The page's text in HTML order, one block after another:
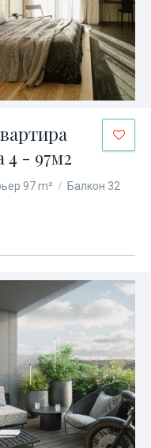
4 - 97м2
97 m² / Балкон 32